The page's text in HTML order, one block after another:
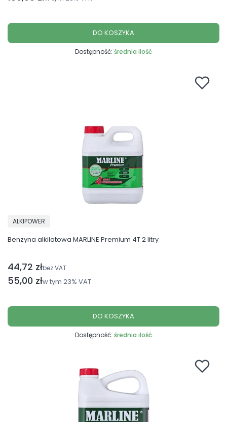
DO KOSZYKA
Dostępność: średnia ilość
Benzyna alkilatowa MARLINE Premium 4T 2 litry
PRODUCENT
ALKIPOWER
Cena brutto
55,00 złw tym 23% VAT
Cena netto
44,72 złbez VAT
DO KOSZYKA
Dostępność: średnia ilość